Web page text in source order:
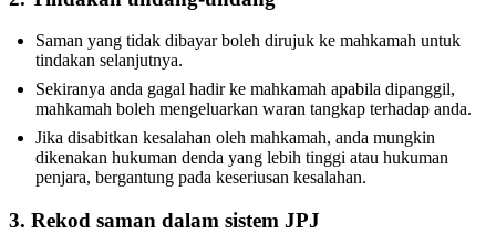
Saman yang tidak dibayar boleh dirujuk ke mahkamah untuk
tindakan selanjutnya.
Sekiranya anda gagal hadir ke mahkamah apabila dipanggil,
mahkamah boleh mengeluarkan waran tangkap terhadap anda.
Jika disabitkan kesalahan oleh mahkamah, anda mungkin
dikenakan hukuman denda yang lebih tinggi atau hukuman
penjara, bergantung pada keseriusan kesalahan.
3. Rekod saman dalam sistem JPJ